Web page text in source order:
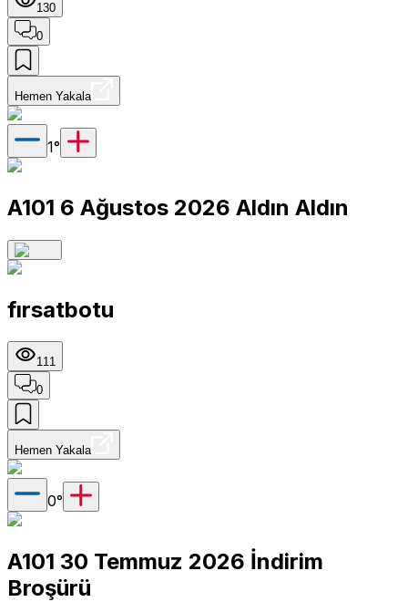
130
0
Hemen Yakala
1°
A101 6 Ağustos 2026 Aldın Aldın
fırsatbotu
111
0
Hemen Yakala
0°
A101 30 Temmuz 2026 İndirim
Broşürü